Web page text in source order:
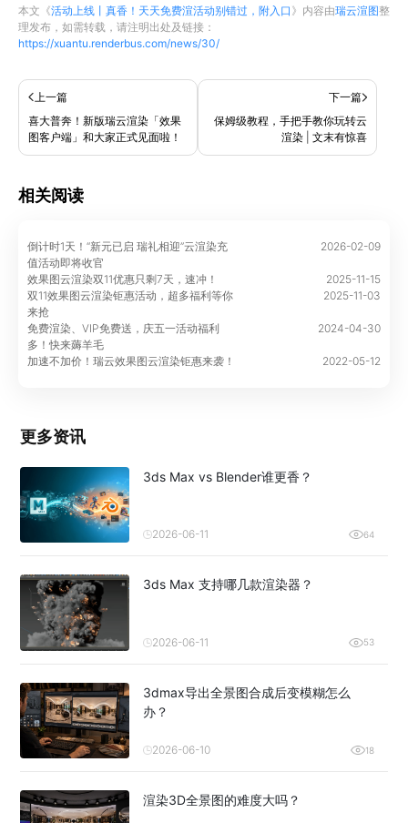
本文《活动上线丨真香！天天免费渲活动别错过，附入口 》内容由瑞云渲图整
理发布，如需转载，请注明出处及链接：
https://xuantu.renderbus.com/news/30/
上一篇
喜大普奔！新版瑞云渲染「效果
图客户端」和大家正式见面啦！
下一篇
保姆级教程，手把手教你玩转云
渲染 | 文末有惊喜
相关阅读
倒计时1天！“新元已启 瑞礼相迎”云渲染充
值活动即将收官
2026-02-09
效果图云渲染双11优惠只剩7天，速冲！
2025-11-15
双11效果图云渲染钜惠活动，超多福利等你
来抢
2025-11-03
免费渲染、VIP免费送，庆五一活动福利
多！快来薅羊毛
2024-04-30
加速不加价！瑞云效果图云渲染钜惠来袭！ 2022-05-12
更多资讯
3ds Max vs Blender谁更香？
2026-06-11 64
3ds Max 支持哪几款渲染器？
2026-06-11 53
3dmax导出全景图合成后变模糊怎么
办？
2026-06-10 18
渲染3D全景图的难度大吗？